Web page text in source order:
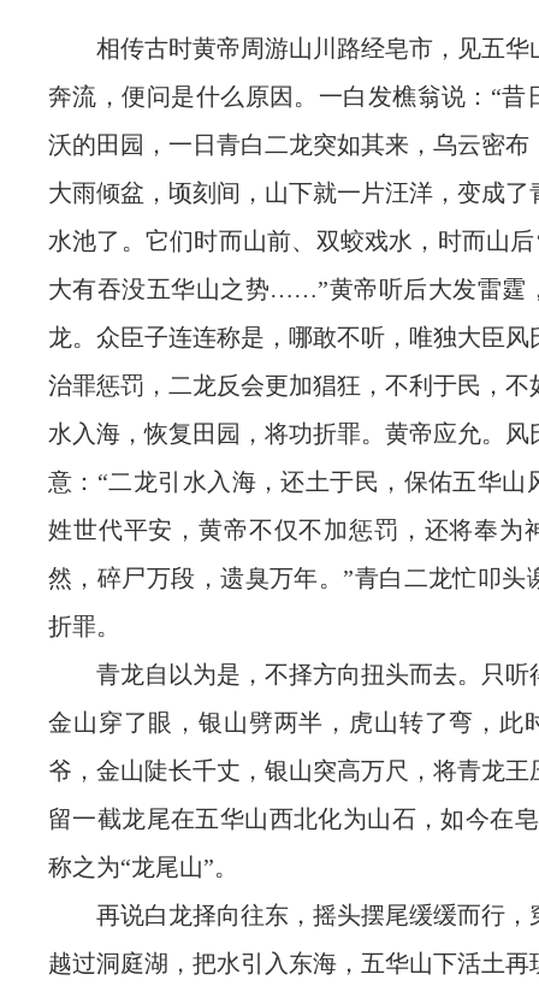
相传古时黄帝周游山川路经皂市，见五华
奔流，便问是什么原因。一白发樵翁说：“昔
沃的田园，一日青白二龙突如其来，乌云密布
大雨倾盆，顷刻间，山下就一片汪洋，变成了
水池了。它们时而山前、双蛟戏水，时而山后
大有吞没五华山之势……”黄帝听后大发雷霆
龙。众臣子连连称是，哪敢不听，唯独大臣风
治罪惩罚，二龙反会更加猖狂，不利于民，不
水入海，恢复田园，将功折罪。黄帝应允。风
意：“二龙引水入海，还土于民，保佑五华山
姓世代平安，黄帝不仅不加惩罚，还将奉为
然，碎尸万段，遗臭万年。”青白二龙忙叩头
折罪。
青龙自以为是，不择方向扭头而去。只听
金山穿了眼，银山劈两半，虎山转了弯，此
爷，金山陡长千丈，银山突高万尺，将青龙王
留一截龙尾在五华山西北化为山石，如今在
称之为“龙尾山”。
再说白龙择向往东，摇头摆尾缓缓而行，
越过洞庭湖，把水引入东海，五华山下活土再